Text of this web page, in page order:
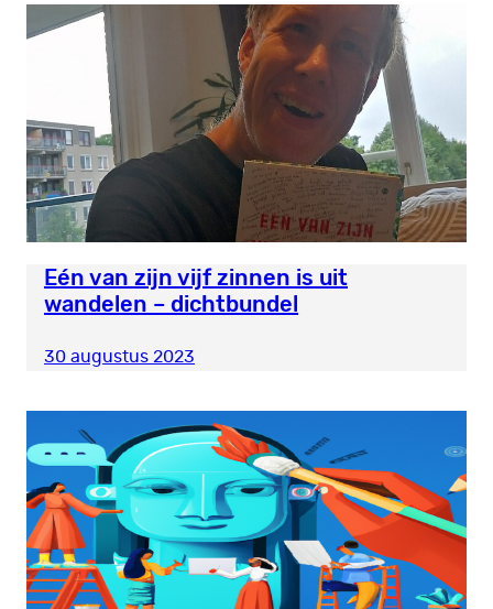
Eén van zijn vijf zinnen is uit
wandelen – dichtbundel
30 augustus 2023